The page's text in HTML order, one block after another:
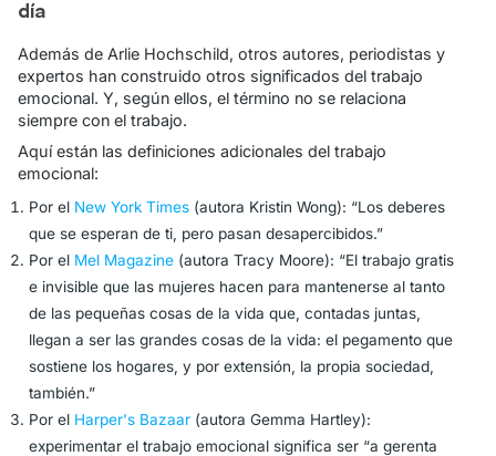
día
Además de Arlie Hochschild, otros autores, periodistas y
expertos han construido otros significados del trabajo
emocional. Y, según ellos, el término no se relaciona
siempre con el trabajo.
Aquí están las definiciones adicionales del trabajo
emocional:
Por el New York Times (autora Kristin Wong): “Los deberes
que se esperan de ti, pero pasan desapercibidos.”
Por el Mel Magazine (autora Tracy Moore): “El trabajo gratis
e invisible que las mujeres hacen para mantenerse al tanto
de las pequeñas cosas de la vida que, contadas juntas,
llegan a ser las grandes cosas de la vida: el pegamento que
sostiene los hogares, y por extensión, la propia sociedad,
también.”
Por el Harper's Bazaar (autora Gemma Hartley):
experimentar el trabajo emocional significa ser “a gerenta